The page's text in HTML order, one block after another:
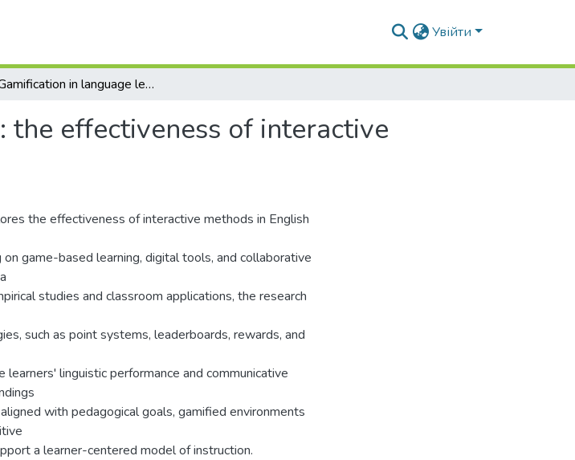
Увійти
Gamification in language learning: the effectiveness of interactive methods
effectiveness of interactive
the effectiveness of interactive methods in English
on game-based learning, digital tools, and collaborative
studies and classroom applications, the research
such as point systems, leaderboards, rewards, and
learners' linguistic performance and communicative
with pedagogical goals, gamified environments
a learner-centered model of instruction.